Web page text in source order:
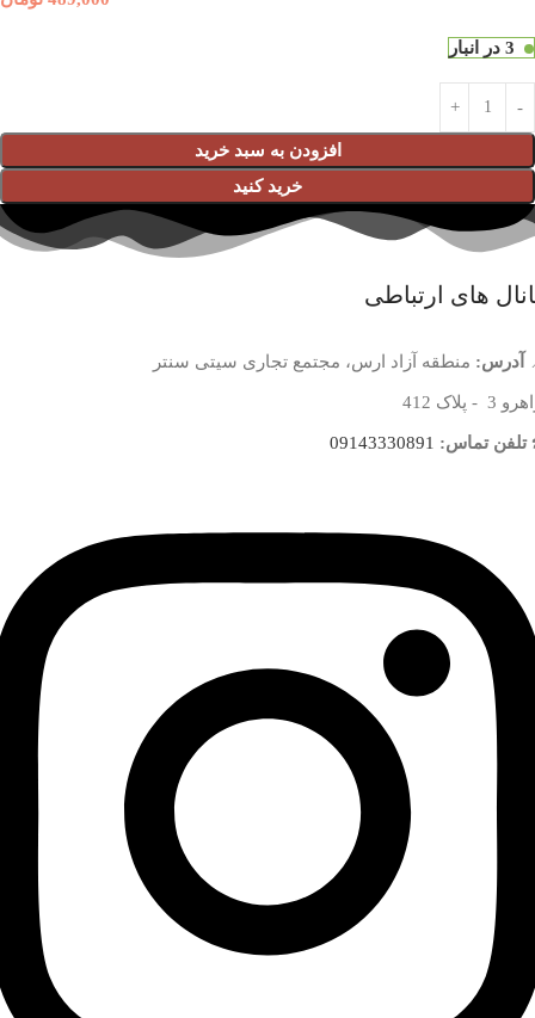
3 در انبار
افزودن به سبد خرید
خرید کنید
های ارتباطی
آدرس: منطقه آزاد ارس، مجتمع تجاری سیتی سنتر
3 - پلاک 412
تلفن تماس: 09143330891